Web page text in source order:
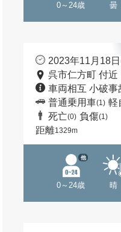
0～24歳 曇
2023年11月18
呉市仁方町 付近
車両相互 小破事
普通乗用車(1) 軽
死亡(0) 負傷(1)
距離1329m
0～24歳
他
晴